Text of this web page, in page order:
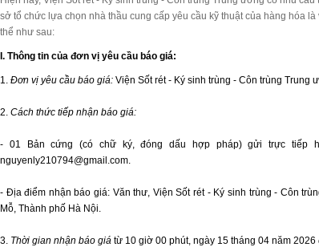
sở tổ chức lựa chọn nhà thầu cung cấp yêu cầu kỹ thuật của hàng hóa
thể như sau:
I. Thông tin của đơn vị yêu cầu báo giá:
1. Đơn vị yêu cầu báo giá: Viện Sốt rét - Ký sinh trùng - Côn trùng Trung
2. Cách thức tiếp nhận báo giá:
- 01 Bản cứng (có chữ ký, đóng dấu hợp pháp) gửi trực tiếp
nguyenly210794@gmail.com.
- Địa điểm nhận báo giá: Văn thư, Viện Sốt rét - Ký sinh trùng - Côn
Mỗ, Thành phố Hà Nội.
3. Thời gian nhận báo giá từ 10 giờ 00 phút, ngày 15 tháng 04 năm